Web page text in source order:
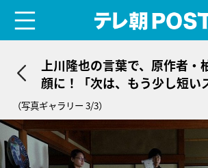
上川隆也の言葉で、原作者・
顔に！「次は、もう少し短い
方に会いたい」
（写真ギャラリー 3/3）